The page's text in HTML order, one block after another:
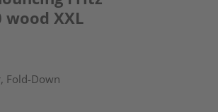
wood XXL
Fold-Down